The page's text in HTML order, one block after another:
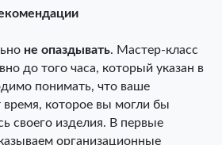
не опаздывать. Мастер-класс
до того часа, который указан в
понимать, что ваше
время, которое вы могли бы
своего изделия. В первые
организационные